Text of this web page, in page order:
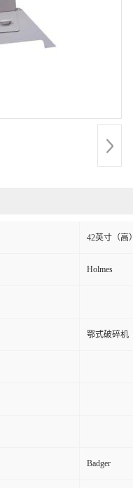
42英寸（高
Holmes
鄂式破碎机
Badger